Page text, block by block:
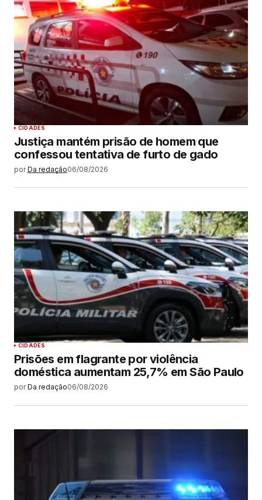
CIDADES
Justiça mantém prisão de homem que
confessou tentativa de furto de gado
por Da redação06/08/2026
CIDADES
Prisões em flagrante por violência
doméstica aumentam 25,7% em São Paulo
por Da redação06/08/2026